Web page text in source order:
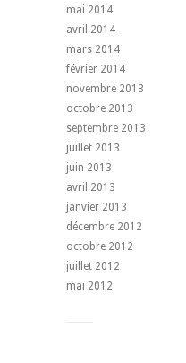
mai 2014
avril 2014
mars 2014
février 2014
novembre 2013
octobre 2013
septembre 2013
juillet 2013
juin 2013
avril 2013
janvier 2013
décembre 2012
octobre 2012
juillet 2012
mai 2012